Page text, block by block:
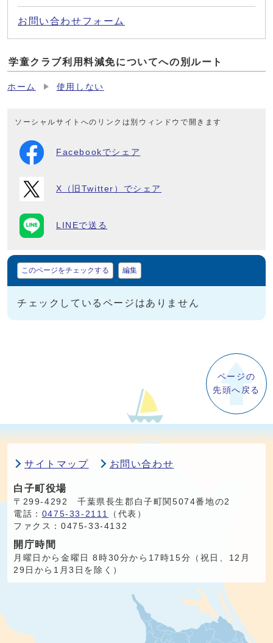
お問い合わせフォーム
学童クラブ利用料減免についてへの別ルート
ホーム 使用しない
ソーシャルサイトへのリンクは別ウィンドウで開きます
Facebookでシェア
X（旧Twitter）でシェア
LINEで送る
マイページ
このページをチェックする 編集
チェックしているページはありません
ページの
先頭へ戻る
サイトマップ お問い合わせ
白子町役場
〒299-4292 千葉県長生郡白子町関5074番地の2
電話： 0475-33-2111
（代表）
ファクス：0475-33-4132
開庁時間
月曜日から金曜日 8時30分から17時15分（祝日、12月
29日から1月3日を除く）